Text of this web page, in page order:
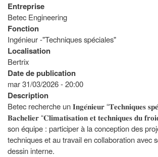
Entreprise
Betec Engineering
Fonction
Ingénieur -"Techniques spéciales"
Localisation
Bertrix
Date de publication
mar 31/03/2026 - 20:00
Description
Betec recherche un 𝐈𝐧𝐠𝐞́𝐧𝐢𝐞𝐮𝐫 “𝐓𝐞𝐜𝐡𝐧𝐢𝐪𝐮𝐞𝐬
𝐁𝐚𝐜𝐡𝐞𝐥𝐢𝐞𝐫 “𝐂𝐥𝐢𝐦𝐚𝐭𝐢𝐬𝐚𝐭𝐢𝐨𝐧 𝐞𝐭 𝐭𝐞𝐜𝐡𝐧𝐢𝐪𝐮𝐞𝐬 𝐝𝐮
son équipe : participer à la conception des
techniques et au travail en collaboration avec
dessin interne.